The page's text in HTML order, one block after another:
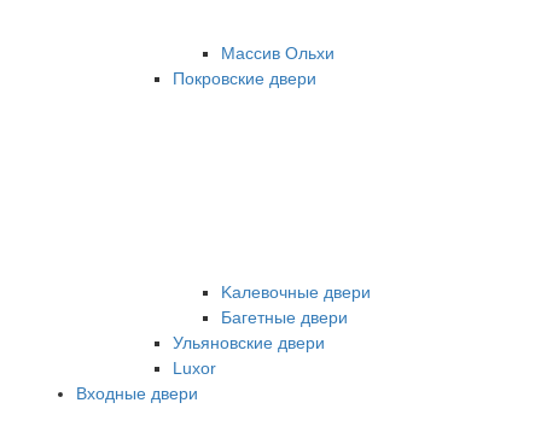
Массив Ольхи
Покровские двери
Kалевочные двери
Багетные двери
Ульяновские двери
Luxor
Входные двери